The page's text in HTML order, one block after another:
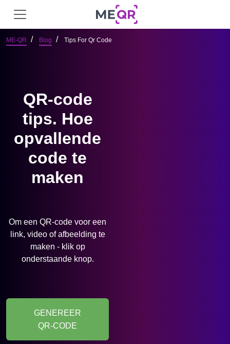
ME-QR Blog Tips For Qr Code
QR-code
tips. Hoe
opvallende
code te
maken
Om een ​​QR-code voor een
link, video of afbeelding te
maken - klik op
onderstaande knop.
GENEREER
QR-CODE